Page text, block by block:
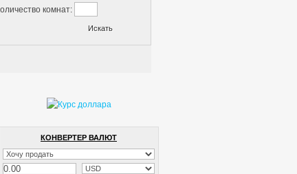
комнат:
КОНВЕРТЕР ВАЛЮТ